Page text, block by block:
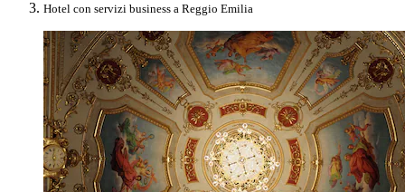
Hotel con servizi business a Reggio Emilia